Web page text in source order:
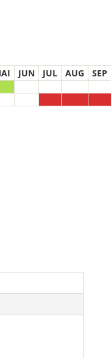
JUN JUL AUG SEP